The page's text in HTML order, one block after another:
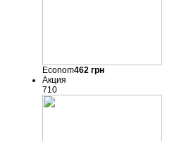
Econom462грн
Акция
710